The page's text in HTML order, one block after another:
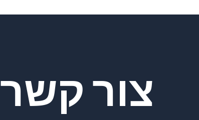
צור קשר